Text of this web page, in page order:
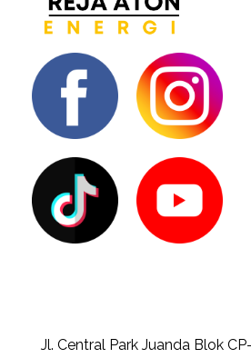
Jl. Central Park Juanda Blok